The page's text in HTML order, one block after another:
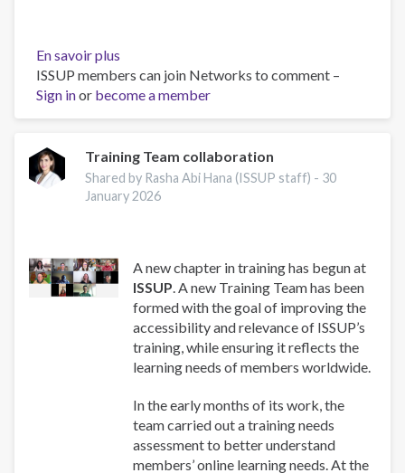
En savoir plus
Capacitação
Capítulo
Nacional
Brasil
ISSUP members can join Networks to comment –
Sign inor become a member
Training Team collaboration
Shared by Rasha Abi Hana (ISSUP staff) - 30
January 2026
A new chapter in training has begun at
ISSUP. A new Training Team has been
formed with the goal of improving the
accessibility and relevance of ISSUP’s
training, while ensuring it reflects the
learning needs of members worldwide.
In the early months of its work, the
team carried out a training needs
assessment to better understand
members’ online learning needs. At the